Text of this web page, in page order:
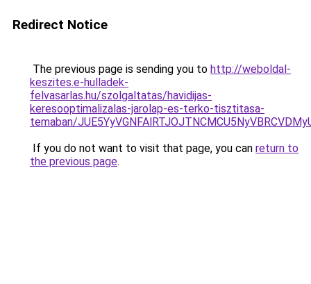
Redirect Notice
The previous page is sending you to http://weboldal-
keszites.e-hulladek-
felvasarlas.hu/szolgaltatas/havidijas-
keresooptimalizalas-jarolap-es-terko-tisztitasa-
temaban/
If you do not want to visit that page, you can return to
the previous page.